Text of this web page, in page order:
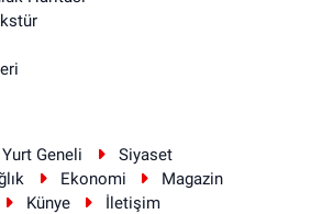
Yurt Geneli
Siyaset
Ekonomi
Magazin
Künye
İletişim